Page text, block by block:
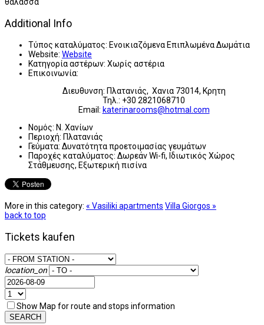
Additional Info
Τύπος καταλύματος: Ενοικιαζόμενα Επιπλωμένα Δωμάτια
Website: Website
Κατηγορία αστέρων: Χωρίς αστέρια
Επικοινωνία:
Διευθυνση: Πλατανιάς, Χανια 73014, Κρητη
Τηλ.: +30 2821068710
Email: katerinarooms@hotmal.com
Νομός: Ν. Χανίων
Περιοχή: Πλατανιάς
Γεύματα: Δυνατότητα προετοιμασίας γευμάτων
Παροχές καταλύματος: Δωρεάν Wi-fi, Ιδιωτικός Χώρος
Στάθμευσης, Εξωτερική πισίνα
More in this category: « Vasiliki apartments Villa Giorgos »
back to top
Tickets kaufen
location_on
Show Map for route and stops information
SEARCH